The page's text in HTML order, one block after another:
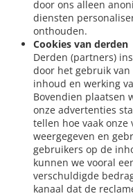
door ons alleen
diensten
onthouden.
Cookies van derden
Derden (partners)
door het gebruik
inhoud en werking
Bovendien plaatsen
onze advertenties
tellen hoe vaak
weergegeven en
gebruikers op de
kunnen we vooral
verschuldigde
kanaal dat de